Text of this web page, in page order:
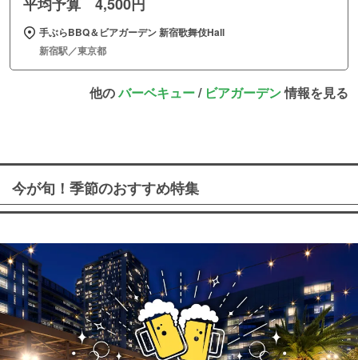
平均予算 4,500円
手ぶらBBQ＆ビアガーデン 新宿歌舞伎Hall
新宿駅／東京都
他のバーベキュー/ ビアガーデン情報を見る
今が旬！季節のおすすめ特集